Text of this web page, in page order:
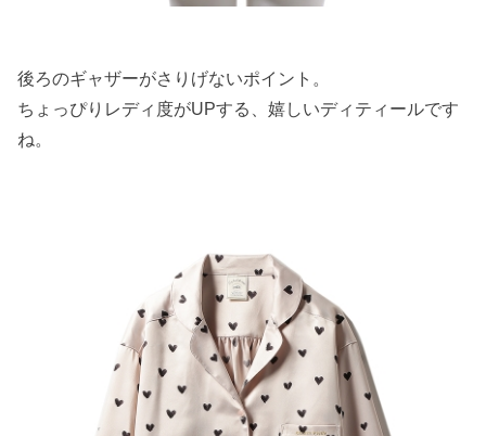
後ろのギャザーがさりげないポイント。
ちょっぴりレディ度がUPする、嬉しいディティールです
ね。